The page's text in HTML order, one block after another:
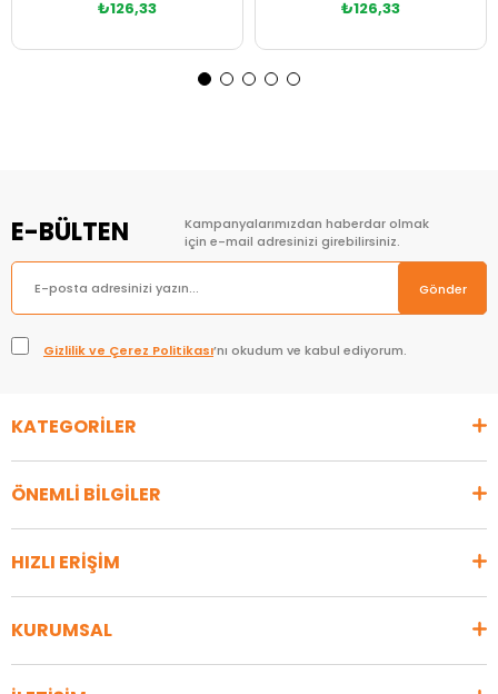
₺126,33 ₺126,33
E-BÜLTEN
Kampanyalarımızdan haberdar olmak
için e-mail adresinizi girebilirsiniz.
Gönder
Gizlilik ve Çerez Politikası’nı okudum ve kabul ediyorum.
KATEGORİLER
ÖNEMLİ BİLGİLER
HIZLI ERİŞİM
KURUMSAL